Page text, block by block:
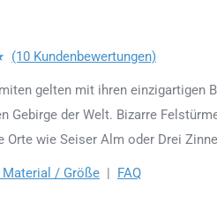
(10 Kundenbewertungen)
gelten mit ihren einzigartigen
Gebirge der Welt. Bizarre
Orte wie Seiser Alm oder Drei
Material / Größe | FAQ